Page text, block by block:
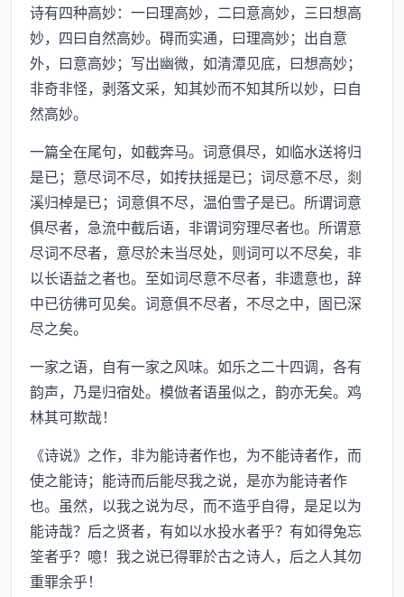
诗有四种高妙：一曰理高妙，二曰意高妙，三曰想高
妙，四曰自然高妙。碍而实通，曰理高妙；出自意
外，曰意高妙；写出幽微，如清潭见底，曰想高妙；
非奇非怪，剥落文采，知其妙而不知其所以妙，曰自
然高妙。
一篇全在尾句，如截奔马。词意俱尽，如临水送将归
是已；意尽词不尽，如抟扶摇是已；词尽意不尽，剡
溪归棹是已；词意俱不尽，温伯雪子是已。所谓词意
俱尽者，急流中截后语，非谓词穷理尽者也。所谓意
尽词不尽者，意尽於未当尽处，则词可以不尽矣，非
以长语益之者也。至如词尽意不尽者，非遗意也，辞
中已彷彿可见矣。词意俱不尽者，不尽之中，固已深
尽之矣。
一家之语，自有一家之风味。如乐之二十四调，各有
韵声，乃是归宿处。模倣者语虽似之，韵亦无矣。鸡
林其可欺哉！
《诗说》之作，非为能诗者作也，为不能诗者作，而
使之能诗；能诗而后能尽我之说，是亦为能诗者作
也。虽然，以我之说为尽，而不造乎自得，是足以为
能诗哉？后之贤者，有如以水投水者乎？有如得兔忘
筌者乎？噫！我之说已得罪於古之诗人，后之人其勿
重罪余乎！